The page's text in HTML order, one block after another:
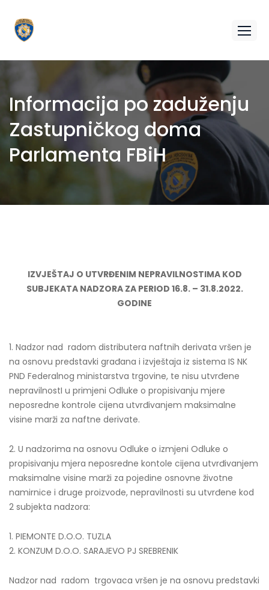
Informacija po zaduženju
Zastupničkog doma
Parlamenta FBiH
IZVJEŠTAJ O UTVRĐENIM NEPRAVILNOSTIMA KOD
SUBJEKATA NADZORA ZA PERIOD 16.8. – 31.8.2022.
GODINE
1. Nadzor nad radom distributera naftnih derivata vršen je
na osnovu predstavki građana i izvještaja iz sistema IS NK
PND Federalnog ministarstva trgovine, te nisu utvrđene
nepravilnostI u primjeni Odluke o propisivanju mjere
neposredne kontrole cijena utvrđivanjem maksimalne
visine marži za naftne derivate.
2. U nadzorima na osnovu Odluke o izmjeni Odluke o
propisivanju mjera neposredne kontole cijena utvrđivanjem
maksimalne visine marži za pojedine osnovne životne
namirnice i druge proizvode, nepravilnosti su utvrđene kod
2 subjekta nadzora:
1. PIEMONTE D.O.O. TUZLA
2. KONZUM D.O.O. SARAJEVO PJ SREBRENIK
Nadzor nad radom trgovaca vršen je na osnovu predstavki